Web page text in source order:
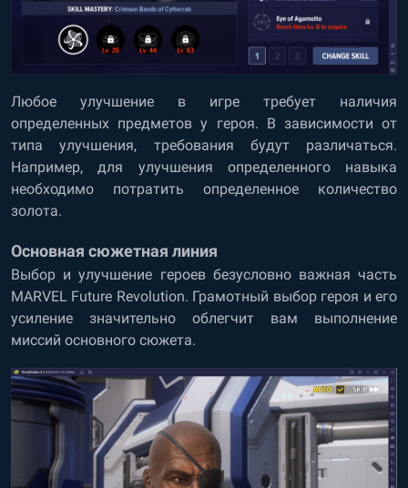
Любое улучшение в игре требует наличия
определенных предметов у героя. В зависимости от
типа улучшения, требования будут различаться.
Например, для улучшения определенного навыка
необходимо потратить определенное количество
золота.
Основная сюжетная линия
Выбор и улучшение героев безусловно важная часть
MARVEL Future Revolution. Грамотный выбор героя и его
усиление значительно облегчит вам выполнение
миссий основного сюжета.